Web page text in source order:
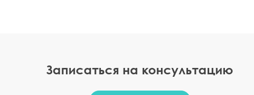
Записаться на консультацию